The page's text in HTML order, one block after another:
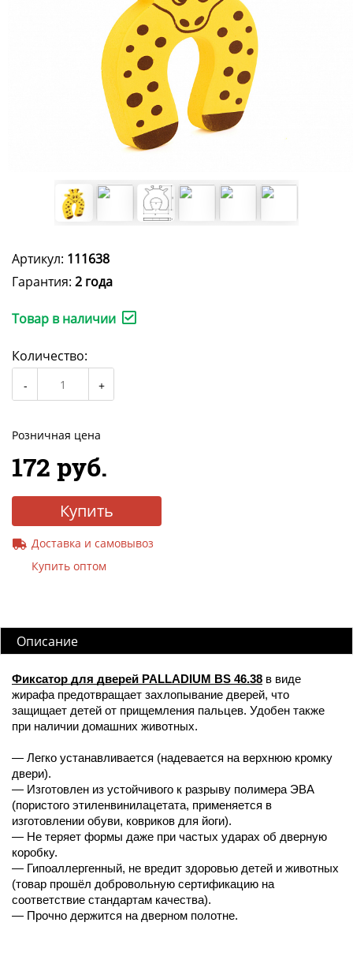
Артикул: 111638
Гарантия: 2 года
Товар в наличии
Количество:
Розничная цена
172 руб.
Купить
Доставка и самовывоз
Купить оптом
Описание
Фиксатор для дверей PALLADIUM BS 46.38 в виде
жирафа предотвращает захлопывание дверей, что
защищает детей от прищемления пальцев. Удобен также
при наличии домашних животных.
— Легко устанавливается (надевается на верхнюю кромку
двери).
— Изготовлен из устойчивого к разрыву полимера ЭВА
(пористого этиленвинилацетата, применяется в
изготовлении обуви, ковриков для йоги).
— Не теряет формы даже при частых ударах об дверную
коробку.
— Гипоаллергенный, не вредит здоровью детей и животных
(товар прошёл добровольную сертификацию на
соответствие стандартам качества).
— Прочно держится на дверном полотне.